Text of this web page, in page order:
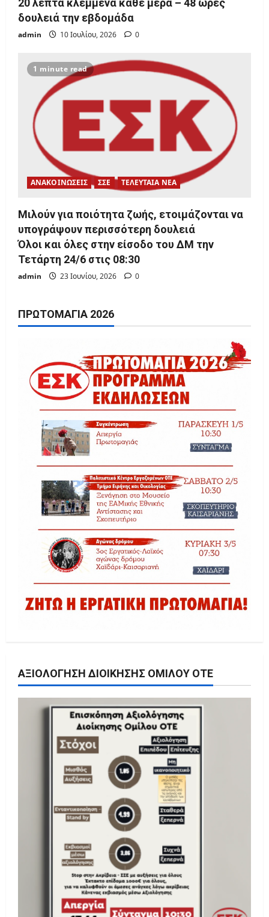
20 λεπτά κλεμμένα κάθε μέρα – 48 ώρες
δουλειά την εβδομάδα
admin 10 Ιουλίου, 2026 0
1 minute read
ΑΝΑΚΟΙΝΩΣΕΙΣ ΣΣΕ ΤΕΛΕΥΤΑΙΑ ΝΕΑ
Μιλούν για ποιότητα ζωής, ετοιμάζονται να
υπογράψουν περισσότερη δουλειά
Όλοι και όλες στην είσοδο του ΔΜ την
Τετάρτη 24/6 στις 08:30
admin 23 Ιουνίου, 2026 0
ΠΡΩΤΟΜΑΓΙΆ 2026
ΑΞΙΟΛΌΓΗΣΗ ΔΙΟΊΚΗΣΗΣ ΟΜΊΛΟΥ ΟΤΕ